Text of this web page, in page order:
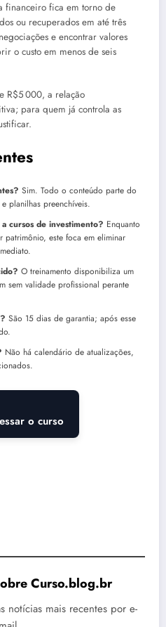
financeiro fica em torno de
ou recuperados em até três
e encontrar valores
o custo em menos de seis
R$5 000, a relação
para quem já controla as
Sim. Todo o conteúdo parte do
planilhas preenchíveis.
cursos de investimento? Enquanto
patrimônio, este foca em eliminar
O treinamento disponibiliza um
sem validade profissional perante
São 15 dias de garantia; após esse
Não há calendário de atualizações,
o curso
Curso.blog.br
notícias mais recentes por e-